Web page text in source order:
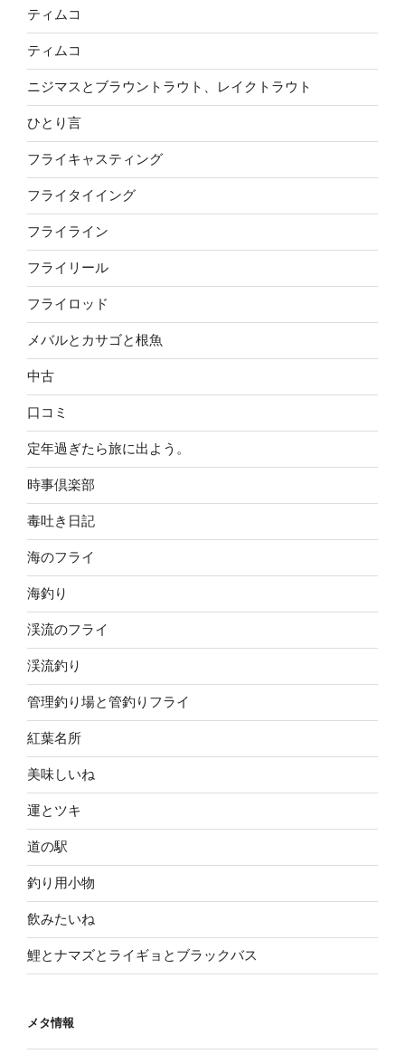
ティムコ
ティムコ
ニジマスとブラウントラウト、レイクトラウト
ひとり言
フライキャスティング
フライタイイング
フライライン
フライリール
フライロッド
メバルとカサゴと根魚
中古
口コミ
定年過ぎたら旅に出よう。
時事倶楽部
毒吐き日記
海のフライ
海釣り
渓流のフライ
渓流釣り
管理釣り場と管釣りフライ
紅葉名所
美味しいね
運とツキ
道の駅
釣り用小物
飲みたいね
鯉とナマズとライギョとブラックバス
メタ情報